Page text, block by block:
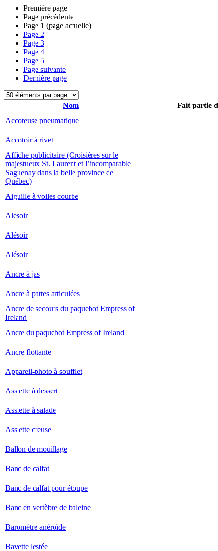
Première page
Page précédente
Page 1 (page actuelle)
Page 2
Page 3
Page 4
Page 5
Page suivante
Dernière page
Nom
Fait partie
Accoteuse pneumatique
Accotoir à rivet
Affiche publicitaire (Croisières sur le
majestueux St. Laurent et l’incomparable
Saguenay dans la belle province de
Québec)
Aiguille à voiles courbe
Alésoir
Alésoir
Alésoir
Ancre à jas
Ancre à pattes articulées
Ancre de secours du paquebot Empress of
Ireland
Ancre du paquebot Empress of Ireland
Ancre flottante
Appareil-photo à soufflet
Assiette à dessert
Assiette à salade
Assiette creuse
Ballon de mouillage
Banc de calfat
Banc de calfat pour étoupe
Banc en vertèbre de baleine
Baromètre anéroïde
Bavette lestée